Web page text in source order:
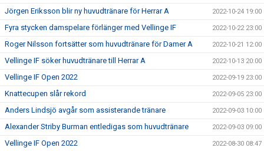
Jörgen Eriksson blir ny huvudtränare för Herrar A 2022-10-24 19:00
Fyra stycken damspelare förlänger med Vellinge IF 2022-10-22 23:00
Roger Nilsson fortsätter som huvudtränare för Damer A 2022-10-21 12:00
Vellinge IF söker huvudtränare till Herrar A 2022-10-13 20:00
Vellinge IF Open 2022 2022-09-19 23:00
Knattecupen slår rekord 2022-09-05 23:00
Anders Lindsjö avgår som assisterande tränare 2022-09-03 10:00
Alexander Striby Burman entledigas som huvudtränare 2022-09-03 09:00
Vellinge IF Open 2022 2022-08-30 08:47